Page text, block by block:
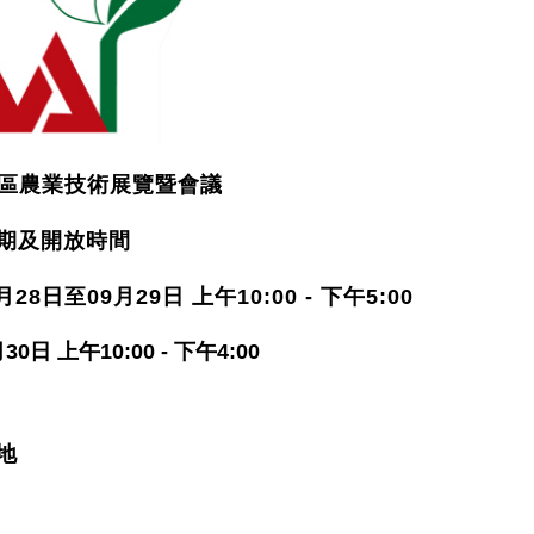
農業技術展覽暨會議
及開放時間
28日至09月29日 上午10:00 - 下午5:00
30日 上午10:00 - 下午4:00